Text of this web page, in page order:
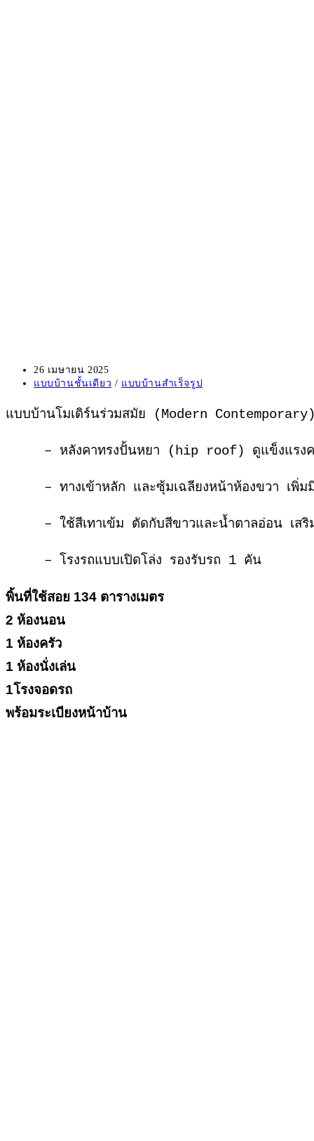
Post
published:
26 เมษายน 2025
Post
แบบบ้านชั้นเดียว / แบบบ้านสำเร็จรูป
แบบบ้านโมเดิร์นร่วมสมัย (Modern
– หลังคาทรงปั้นหยา (hip roof) ดูแข็งแรงคลา
– ทางเข้าหลัก และซุ้มเฉลียงหน้าห้องขวา เพิ่ม
– ใช้สีเทาเข้ม ตัดกับสีขาวและน้ำตาลอ่อน เสริม
– โรงรถแบบเปิดโล่ง รองรับรถ 1 คัน
พิ้นที่ใช้สอย 134 ตารางเมตร
2 ห้องนอน
1 ห้องครัว
1 ห้องนั่งเล่น
1โรงจอดรถ
พร้อมระเบียงหน้าบ้าน